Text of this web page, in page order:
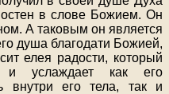
в слове Божием. Он
А таковым он является
душа благодати Божией,
елея радости, который
и услаждает как его
внутри его тела, так и